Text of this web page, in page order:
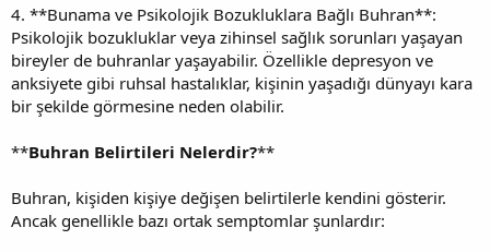
4. **Bunama ve Psikolojik Bozukluklara Bağlı Buhran**:
Psikolojik bozukluklar veya zihinsel sağlık sorunları yaşayan
bireyler de buhranlar yaşayabilir. Özellikle depresyon ve
anksiyete gibi ruhsal hastalıklar, kişinin yaşadığı dünyayı kara
bir şekilde görmesine neden olabilir.
**Buhran Belirtileri Nelerdir?**
Buhran, kişiden kişiye değişen belirtilerle kendini gösterir.
Ancak genellikle bazı ortak semptomlar şunlardır: